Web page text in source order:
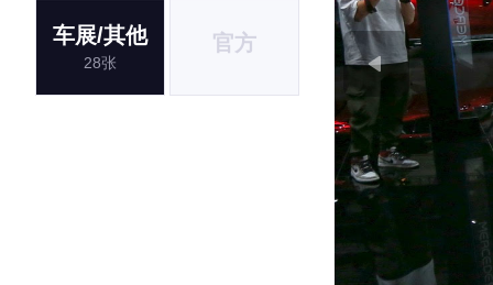
车展/其他
28张
官方